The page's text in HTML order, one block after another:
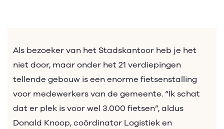
Als bezoeker van het Stadskantoor heb je het
niet door, maar onder het 21 verdiepingen
tellende gebouw is een enorme fietsenstalling
voor medewerkers van de gemeente. “Ik schat
dat er plek is voor wel 3.000 fietsen”, aldus
Donald Knoop, coördinator Logistiek en